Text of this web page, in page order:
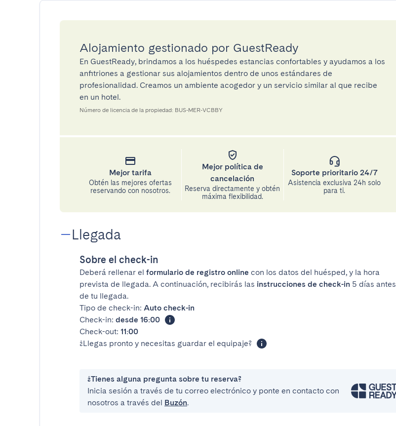
Alojamiento gestionado por GuestReady
En GuestReady, brindamos a los huéspedes estancias confortables y ayudamos a los
anfitriones a gestionar sus alojamientos dentro de unos estándares de
profesionalidad. Creamos un ambiente acogedor y un servicio similar al que recibe
en un hotel.
Número de licencia de la propiedad: BUS-MER-VCBBY
Mejor tarifa
Obtén las mejores ofertas
reservando con nosotros.
Mejor política de
cancelación
Reserva directamente y obtén
máxima flexibilidad.
Soporte prioritario 24/7
Asistencia exclusiva 24h solo
para ti.
Llegada
Sobre el check-in
Deberá rellenar el formulario de registro online con los datos del huésped, y la hora
prevista de llegada. A continuación, recibirás las instrucciones de check-in 5 días antes
de tu llegada.
Tipo de check-in: Auto check-in
Check-in: desde 16:00
Check-out: 11:00
¿Llegas pronto y necesitas guardar el equipaje?
¿Tienes alguna pregunta sobre tu reserva?
Inicia sesión a través de tu correo electrónico y ponte en contacto con
nosotros a través del Buzón.